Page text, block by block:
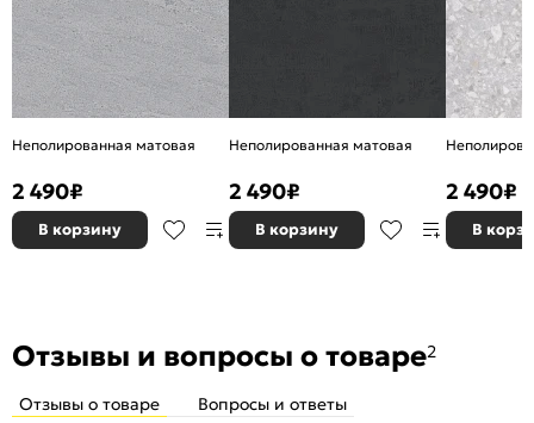
Неполированная матовая
2 490₽
В корзину
Неполированная матовая
2 490₽
В корзину
2 490₽
В
Отзывы и вопросы о товаре2
Отзывы о товаре Вопросы и ответы